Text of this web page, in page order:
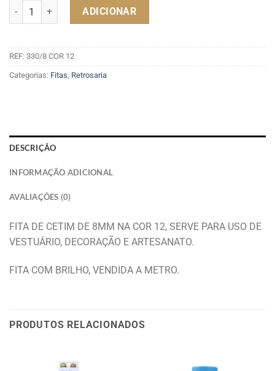
Quantidade de FITA CETIM 8MM COR 12
ADICIONAR
REF: 330/8 COR 12
Categorias: Fitas, Retrosaria
DESCRIÇÃO
INFORMAÇÃO ADICIONAL
AVALIAÇÕES (0)
FITA DE CETIM DE 8MM NA COR 12, SERVE PARA USO DE
VESTUÁRIO, DECORAÇÃO E ARTESANATO.
FITA COM BRILHO, VENDIDA A METRO.
PRODUTOS RELACIONADOS